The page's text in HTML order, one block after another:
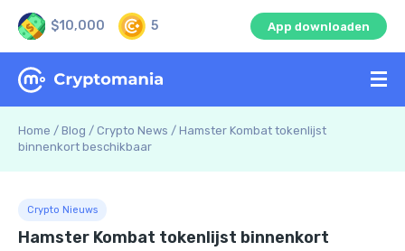
$10,000 5 App downloaden
Home / Blog / Crypto News / Hamster Kombat tokenlijst
binnenkort beschikbaar
Crypto Nieuws
Hamster Kombat tokenlijst binnenkort